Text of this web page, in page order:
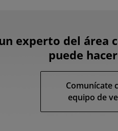
experto del área
puede
Comunícate
equipo de